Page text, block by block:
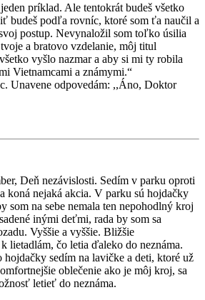
príklad. Ale tentokrát budeš všetko
budeš podľa rovníc, ktoré som ťa naučil a
postup. Nevynaložil som toľko úsilia
a bratovo vzdelanie, môj titul
vyšlo nazmar a aby si mi ty robila
Vietnamcami a známymi.“
Unavene odpovedám: ,,Áno, Doktor
Deň nezávislosti. Sedím v parku oproti
koná nejaká akcia. V parku sú hojdačky
som na sebe nemala ten nepohodlný kroj
inými deťmi, rada by som sa
Vyššie a vyššie. Bližšie
lietadlám, čo letia ďaleko do neznáma.
hojdačky sedím na lavičke a deti, ktoré už
oblečenie ako je môj kroj, sa
letieť do neznáma.